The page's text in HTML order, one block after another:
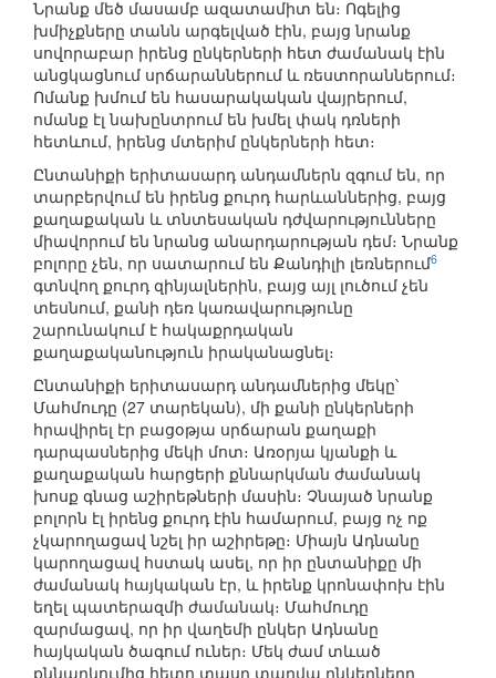
Նրանք մեծ մասամբ ազատամիտ են։ Ոգելից
խմիչքները տանն արգելված էին, բայց նրանք
սովորաբար իրենց ընկերների հետ ժամանակ էին
անցկացնում սրճարաններում և ռեստորաններում։
Ոմանք խմում են հասարակական վայրերում,
ոմանք էլ նախընտրում են խմել փակ դռների
հետևում, իրենց մտերիմ ընկերների հետ։
Ընտանիքի երիտասարդ անդամներն զգում են, որ
տարբերվում են իրենց քուրդ հարևաններից, բայց
քաղաքական և տնտեսական դժվարությունները
միավորում են նրանց անարդարության դեմ։ Նրանք
բոլորը չեն, որ սատարում են Քանդիլի լեռներում6
գտնվող քուրդ զինյալներին, բայց այլ լուծում չեն
տեսնում, քանի դեռ կառավարությունը
շարունակում է հակաքրդական
քաղաքականություն իրականացնել։
Ընտանիքի երիտասարդ անդամներից մեկը՝
Մահմուդը (27 տարեկան), մի քանի ընկերների
հրավիրել էր բացօթյա սրճարան քաղաքի
դարպասներից մեկի մոտ։ Առօրյա կյանքի և
քաղաքական հարցերի քննարկման ժամանակ
խոսք գնաց աշիրեթների մասին։ Չնայած նրանք
բոլորն էլ իրենց քուրդ էին համարում, բայց ոչ ոք
չկարողացավ նշել իր աշիրեթը։ Միայն Ադնանը
կարողացավ հստակ ասել, որ իր ընտանիքը մի
ժամանակ հայկական էր, և իրենք կրոնափոխ էին
եղել պատերազմի ժամանակ։ Մահմուդը
զարմացավ, որ իր վաղեմի ընկեր Ադնանը
հայկական ծագում ուներ։ Մեկ ժամ տևած
քննարկումից հետո տասը տարվա ընկերները